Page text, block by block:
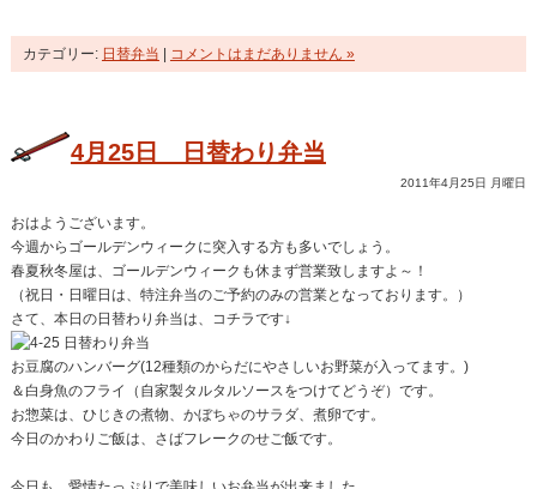
カテゴリー: 日替弁当 コメントはまだありません »
4月25日 日替わり弁当
2011年4月25日 月曜日
おはようございます。
今週からゴールデンウィークに突入する方も多いでしょう。
春夏秋冬屋は、ゴールデンウィークも休まず営業致しますよ～！
（祝日・日曜日は、特注弁当のご予約のみの営業となっております。）
さて、本日の日替わり弁当は、コチラです↓
お豆腐のハンバーグ(12種類のからだにやさしいお野菜が入ってます。)
＆白身魚のフライ（自家製タルタルソースをつけてどうぞ）です。
お惣菜は、ひじきの煮物、かぼちゃのサラダ、煮卵です。
今日のかわりご飯は、さばフレークのせご飯です。